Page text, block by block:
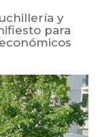
y
para